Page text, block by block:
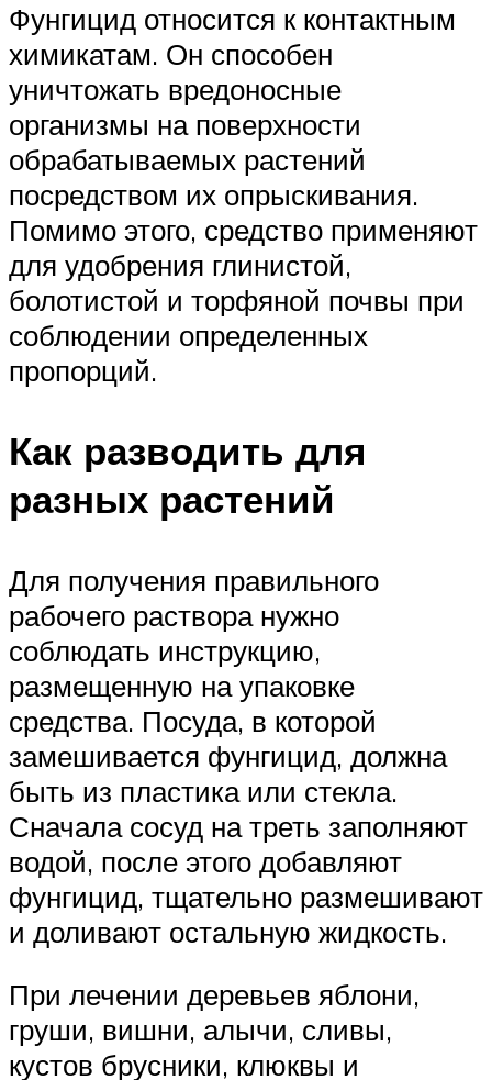
Фунгицид относится к контактным
химикатам. Он способен
уничтожать вредоносные
организмы на поверхности
обрабатываемых растений
посредством их опрыскивания.
Помимо этого, средство применяют
для удобрения глинистой,
болотистой и торфяной почвы при
соблюдении определенных
пропорций.
Как разводить для
разных растений
Для получения правильного
рабочего раствора нужно
соблюдать инструкцию,
размещенную на упаковке
средства. Посуда, в которой
замешивается фунгицид, должна
быть из пластика или стекла.
Сначала сосуд на треть заполняют
водой, после этого добавляют
фунгицид, тщательно размешивают
и доливают остальную жидкость.
При лечении деревьев яблони,
груши, вишни, алычи, сливы,
кустов брусники, клюквы и